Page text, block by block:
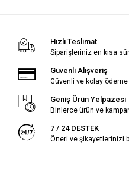
Hızlı Teslimat
Siparişleriniz en kısa
Güvenli Alışveriş
Güvenli ve kolay
Geniş Ürün Yelpazesi
Binlerce ürün ve
7 / 24 DESTEK
Öneri ve şikayetlerinizi